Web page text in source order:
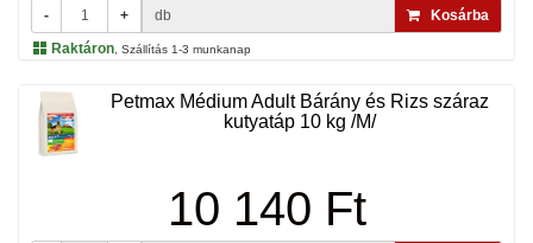
- + db
Kosárba
Raktáron , Szállítás 1-3 munkanap
Petmax Médium Adult Bárány és Rizs száraz
kutyatáp 10 kg /M/
10 140 Ft